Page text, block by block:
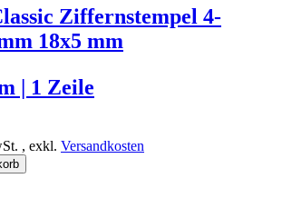
Ziffernstempel 4-
18x5 mm
| 1 Zeile
, exkl. Versandkosten